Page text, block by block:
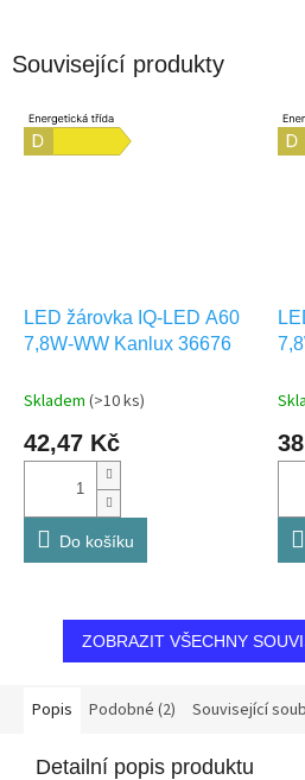
Související produkty
LED žárovka IQ-LED A60
7,8W-WW Kanlux 36676
Skladem (>10 ks)
42,47 Kč
Do košíku
ZOBRAZIT VŠECHNY
Popis Podobné (2) Související
Detailní popis produktu